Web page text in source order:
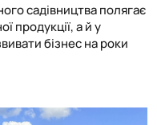
садівництва полягає
продукції, а й у
бізнес на роки